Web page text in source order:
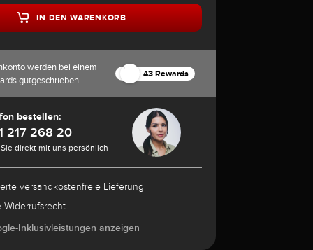
IN DEN WARENKORB
werden bei einem
gutgeschrieben
43 Rewards
bestellen:
217 268 20
direkt mit uns persönlich
versandkostenfreie Lieferung
Widerrufsrecht
Inklusivleistungen anzeigen